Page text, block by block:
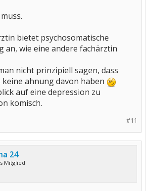
bietet psychosomatische
an, wie eine andere fachärztin
nicht prinzipiell sagen, dass
ahnung davon haben
auf eine depression zu
komisch.
#11
24
Mitglied